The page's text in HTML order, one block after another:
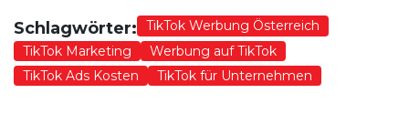
Schlagwörter:
TikTok Werbung Österreich
TikTok Marketing
Werbung auf TikTok
TikTok Ads Kosten
TikTok für Unternehmen